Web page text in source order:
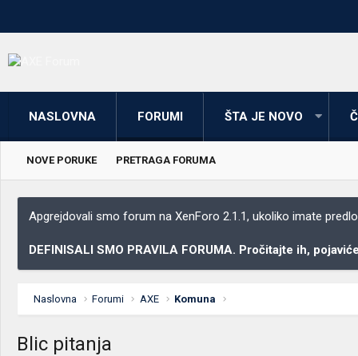
NASLOVNA FORUMI ŠTA JE NOVO
NOVE PORUKE PRETRAGA FORUMA
Apgrejdovali smo forum na XenForo 2.1.1, ukoliko imate
DEFINISALI SMO PRAVILA FORUMA. Pročitajte ih,
Naslovna Forumi AXE Komuna
Blic pitanja